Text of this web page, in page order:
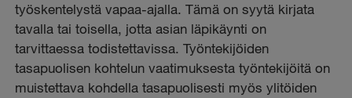
työskentelystä vapaa-ajalla. Tämä on syytä kirjata
tavalla tai toisella, jotta asian läpikäynti on
tarvittaessa todistettavissa. Työntekijöiden
tasapuolisen kohtelun vaatimuksesta työntekijöitä on
muistettava kohdella tasapuolisesti myös ylitöiden